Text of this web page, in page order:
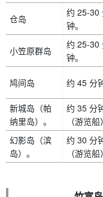
仓岛
约 25-30
钟。
小笠原群岛
约 25-30
钟。
鸠间岛 约 45 分
新城岛（帕
纳里岛）。
约 35 分
（游览船）
幻影岛（滨
岛）。
约 30 分
（游览船